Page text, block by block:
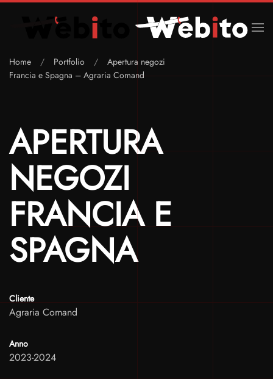
Skip to main content
Home Portfolio
Apertura negozi
Francia e Spagna – Agraria Comand
APERTURA
NEGOZI
FRANCIA E
SPAGNA
Cliente
Agraria Comand
Anno
2023-2024